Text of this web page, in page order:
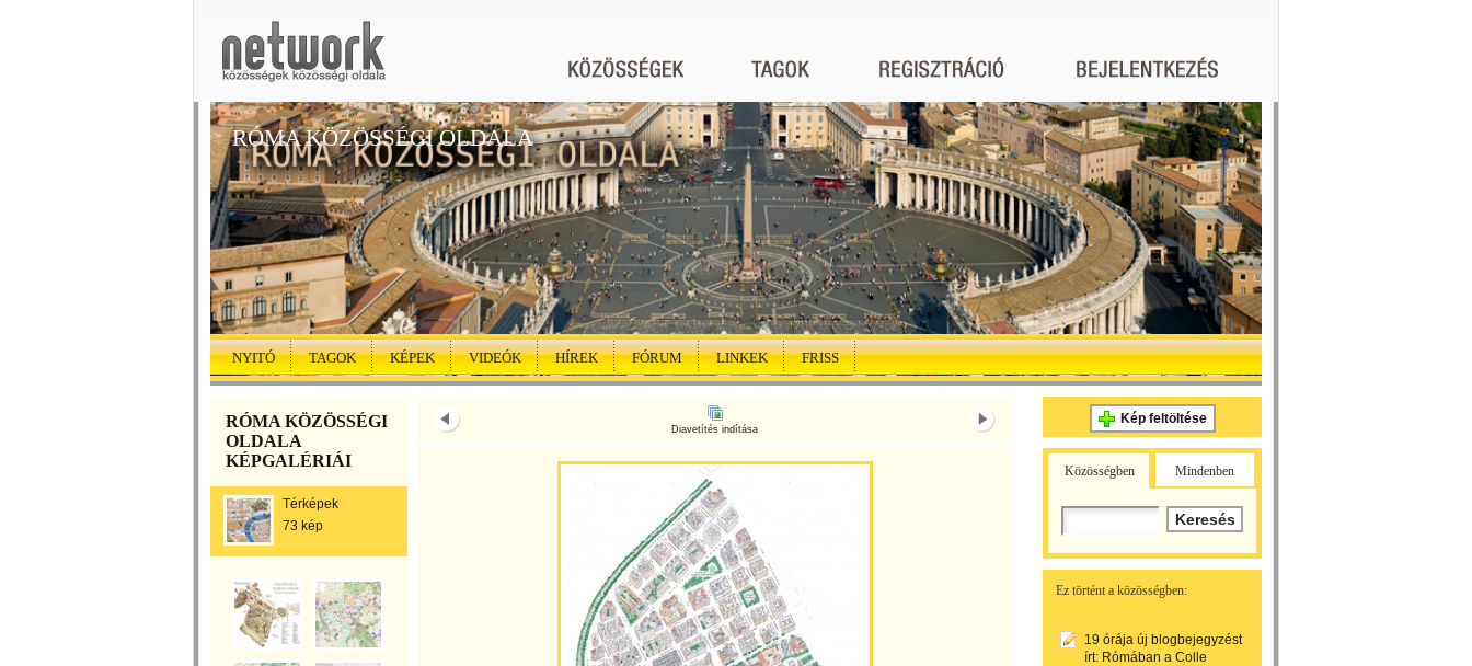
RÓMA KÖZÖSSÉGI OLDALA
NYITÓ TAGOK KÉPEK VIDEÓK HÍREK FÓRUM LINKEK FRISS
RÓMA KÖZÖSSÉGI
OLDALA
KÉPGALÉRIÁI
Térképek
73 kép
Diavetítés indítása
Kép feltöltése
Közösségben Mindenben
Ez történt a közösségben:
19 órája új blogbejegyzést
írt: Rómában a Colle